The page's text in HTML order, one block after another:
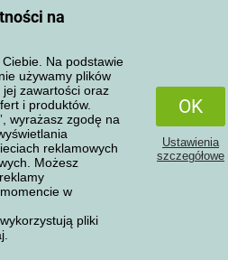
na
Na podstawie
używamy plików
zawartości oraz
i produktów.
wyrażasz zgodę na
reklamowych
Możesz
w
pliki
OK
Ustawienia
szczegółowe